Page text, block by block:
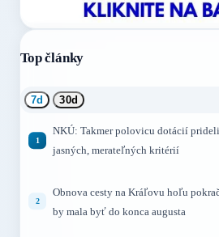
Top články
7d 30d
NKÚ: Takmer polovicu dotácií
jasných, merateľných kritérií
Obnova cesty na Kráľovu hoľu
by mala byť do konca augusta